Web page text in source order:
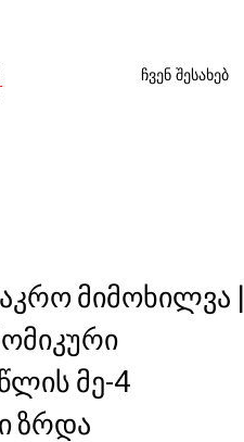
ᲩᲕᲔᲜ ᲨᲔᲡᲐᲮᲔᲑ
მიმოხილვა |
მე-4
ზრდა